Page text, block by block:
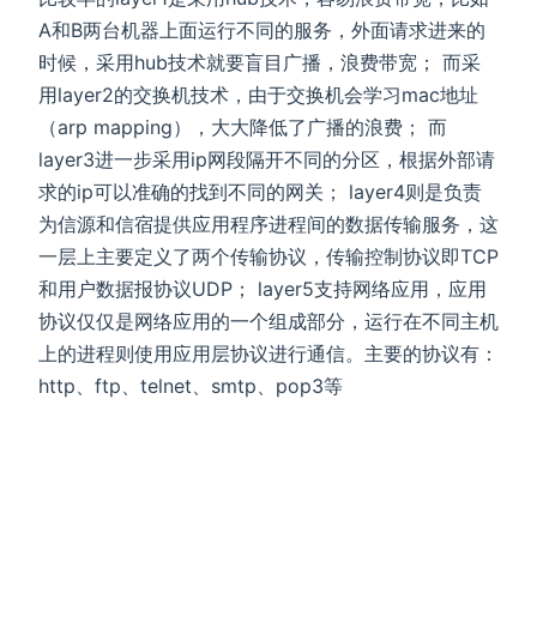
A和B两台机器上面运行不同的服务，外面请求进来的
时候，采用hub技术就要盲目广播，浪费带宽； 而采
用layer2的交换机技术，由于交换机会学习mac地址
（arp mapping），大大降低了广播的浪费； 而
layer3进一步采用ip网段隔开不同的分区，根据外部请
求的ip可以准确的找到不同的网关； layer4则是负责
为信源和信宿提供应用程序进程间的数据传输服务，这
一层上主要定义了两个传输协议，传输控制协议即TCP
和用户数据报协议UDP； layer5支持网络应用，应用
协议仅仅是网络应用的一个组成部分，运行在不同主机
上的进程则使用应用层协议进行通信。主要的协议有：
http、ftp、telnet、smtp、pop3等